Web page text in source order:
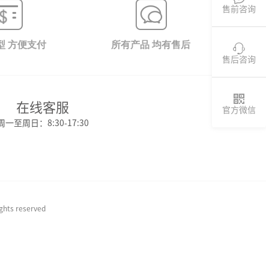
售前咨询

售后咨询

官方微信
方便支付 所有产品 均有售后
在线客服
一至周日：8:30-17:30
reserved